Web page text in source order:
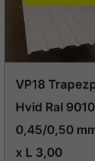
VP18
Hvid Ral
0,45/0,50
x L 3,00